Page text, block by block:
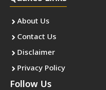
About Us
Contact Us
Disclaimer
Privacy Policy
Follow Us